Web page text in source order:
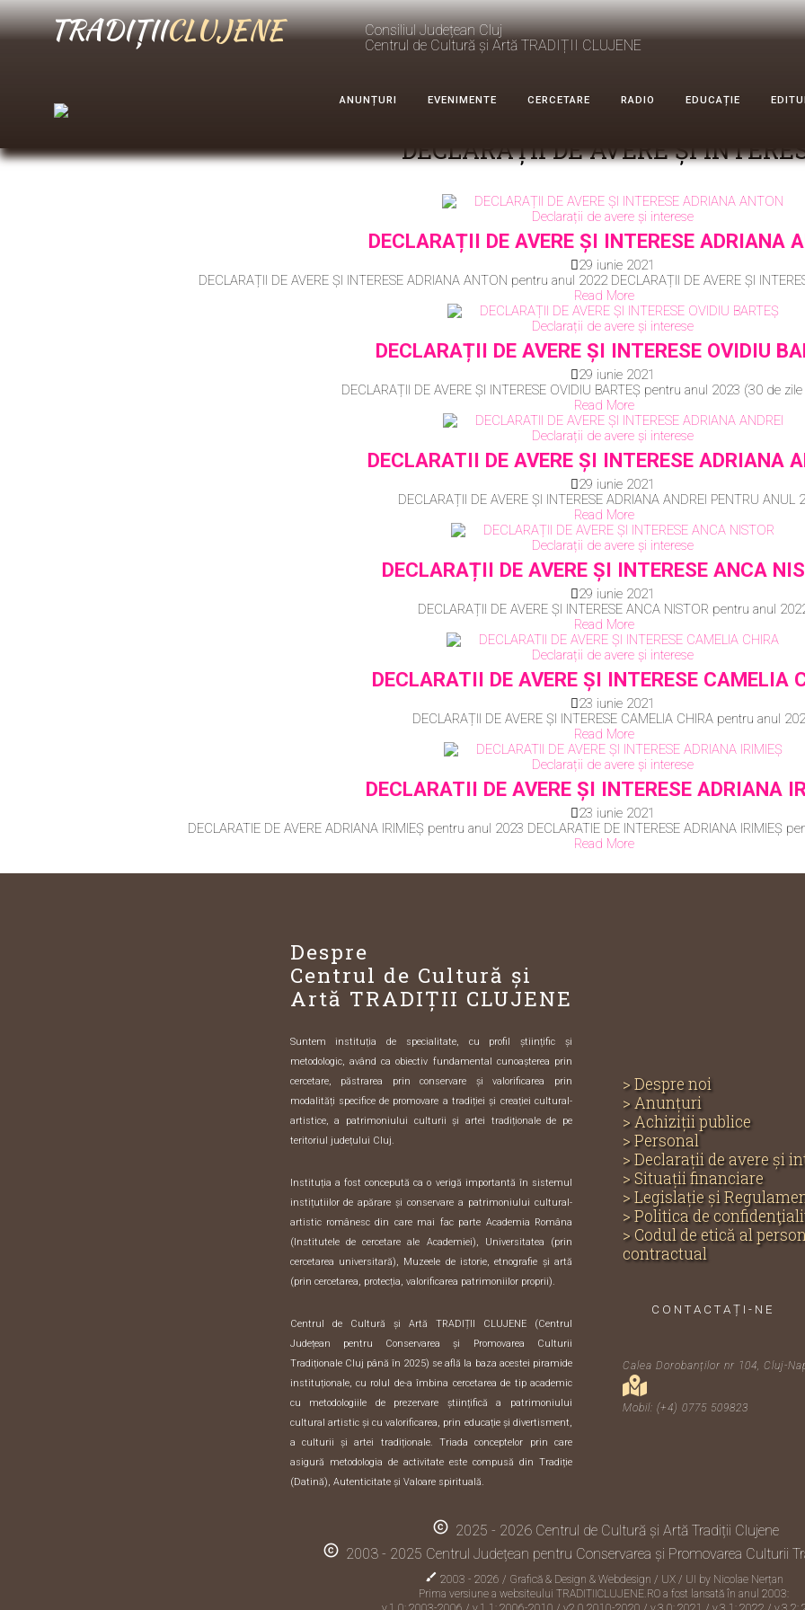
TRADIȚIICLUJENE
Consiliul Județean Cluj
Centrul de Cultură și Artă TRADIȚII CLUJENE
ANUNȚURI EVENIMENTE CERCETARE RADIO EDUCAȚIE
DECLARAȚII DE AVERE ȘI
Declarații de avere și interese
DECLARAȚII DE AVERE ȘI INTERESE ADRIANA
29 iunie 2021
DECLARAȚII DE AVERE ȘI INTERESE ADRIANA ANTON pentru anul 2022 DECLARAȚII DE AVERE ȘI
Read More
Declarații de avere și interese
DECLARAȚII DE AVERE ȘI INTERESE OVIDIU
29 iunie 2021
DECLARAȚII DE AVERE ȘI INTERESE OVIDIU BARTEȘ pentru anul 2023 (30 de
Read More
Declarații de avere și interese
DECLARATII DE AVERE ȘI INTERESE ADRIANA
29 iunie 2021
DECLARAȚII DE AVERE ȘI INTERESE ADRIANA ANDREI PENTRU ANUL
Read More
Declarații de avere și interese
DECLARAȚII DE AVERE ȘI INTERESE ANCA
29 iunie 2021
DECLARAȚII DE AVERE ȘI INTERESE ANCA NISTOR pentru anul
Read More
Declarații de avere și interese
DECLARATII DE AVERE ȘI INTERESE CAMELIA
23 iunie 2021
DECLARAȚII DE AVERE ȘI INTERESE CAMELIA CHIRA pentru anul
Read More
Declarații de avere și interese
DECLARATII DE AVERE ȘI INTERESE ADRIANA
23 iunie 2021
DECLARATIE DE AVERE ADRIANA IRIMIEȘ pentru anul 2023 DECLARATIE DE INTERESE ADRIANA IRIMIEȘ
Read More
Despre
Centrul de Cultură și
Artă TRADIȚII CLUJENE
Suntem instituția de specialitate, cu profil științific și
metodologic, având ca obiectiv fundamental cunoașterea prin
cercetare, păstrarea prin conservare și valorificarea prin
modalități specifice de promovare a tradiției și creației cultural-
artistice, a patrimoniului culturii și artei tradiționale de pe
teritoriul județului Cluj.
Instituția a fost concepută ca o verigă importantă în sistemul
instițutiilor de apărare și conservare a patrimoniului cultural-
artistic românesc din care mai fac parte Academia Româna
(Institutele de cercetare ale Academiei), Universitatea (prin
cercetarea universitară), Muzeele de istorie, etnografie și artă
(prin cercetarea, protecția, valorificarea patrimoniilor proprii).
Centrul de Cultură și Artă TRADIȚII CLUJENE (Centrul
Județean pentru Conservarea și Promovarea Culturii
Tradiționale Cluj până în 2025) se află la baza acestei piramide
instituționale, cu rolul de-a îmbina cercetarea de tip academic
cu metodologiile de prezervare științifică a patrimoniului
cultural artistic și cu valorificarea, prin educație și divertisment,
a culturii și artei tradiționale. Triada conceptelor prin care
asigură metodologia de activitate este compusă din Tradiție
(Datină), Autenticitate și Valoare spirituală.
> Despre noi
> Anunțuri
> Achiziții publice
> Personal
> Declarații de avere și
> Situații financiare
> Legislație și
> Politica de
> Codul de etică al
contractual
CONTACTAȚI-NE
Calea Dorobanților nr 104, Cluj-
Mobil: (+4) 0775 509823
copyright 2025 - 2026 Centrul de Cultură și Artă Tradiții Clujene
copyright 2003 - 2025 Centrul Județean pentru Conservarea și Promovarea Culturii
brush 2003 - 2026 / Grafică & Design & Webdesign / UX / UI by Nicolae Nerțan
Prima versiune a websiteului TRADITIICLUJENE.RO a fost lansată în anul 2003: